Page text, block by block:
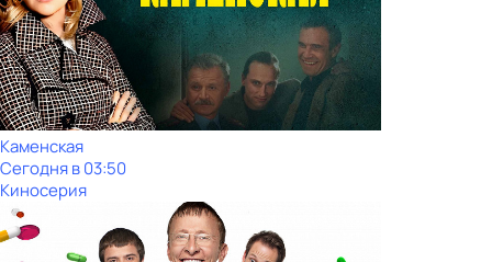
Каменская
Сегодня в 03:50
Киносерия